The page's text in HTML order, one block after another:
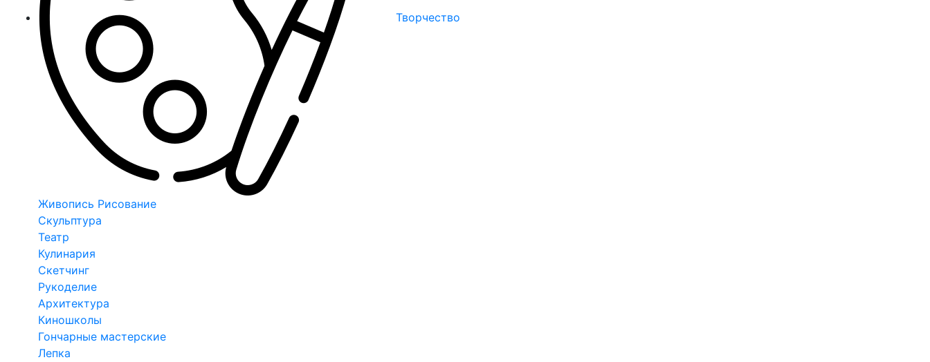
Творчество
Живопись Рисование
Скульптура
Театр
Кулинария
Скетчинг
Рукоделие
Архитектура
Киношколы
Гончарные мастерские
Лепка